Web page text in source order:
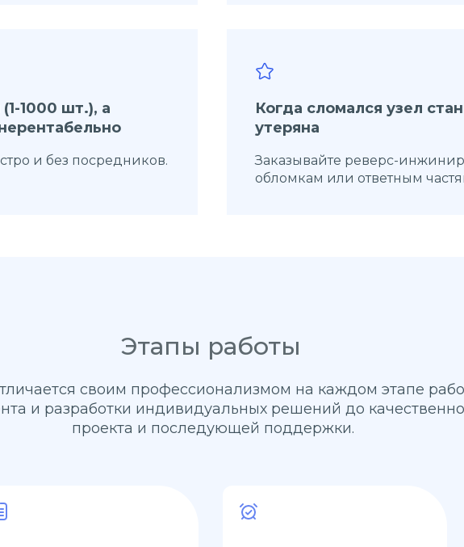
Когда сломался узел
утеряна
Заказывайте реверс-
обломкам или ответным
1000 шт.), а
и без посредников.
Этапы работы
своим профессионализмом на каждом этапе
и разработки индивидуальных решений до
проекта и последующей поддержки.